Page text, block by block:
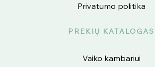
Privatumo politika
PREKIŲ KATALOGAS
Vaiko kambariui